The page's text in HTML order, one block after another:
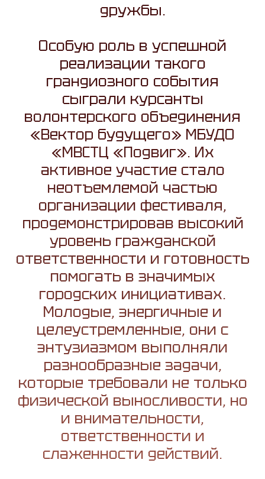
дружбы.
Особую роль в успешной
реализации такого
грандиозного события
сыграли курсанты
волонтерского объединения
«Вектор будущего» МБУДО
«МВСТЦ «Подвиг». Их
активное участие стало
неотъемлемой частью
организации фестиваля,
продемонстрировав высокий
уровень гражданской
ответственности и готовность
помогать в значимых
городских инициативах.
Молодые, энергичные и
целеустремленные, они с
энтузиазмом выполняли
разнообразные задачи,
которые требовали не только
физической выносливости, но
и внимательности,
ответственности и
слаженности действий.